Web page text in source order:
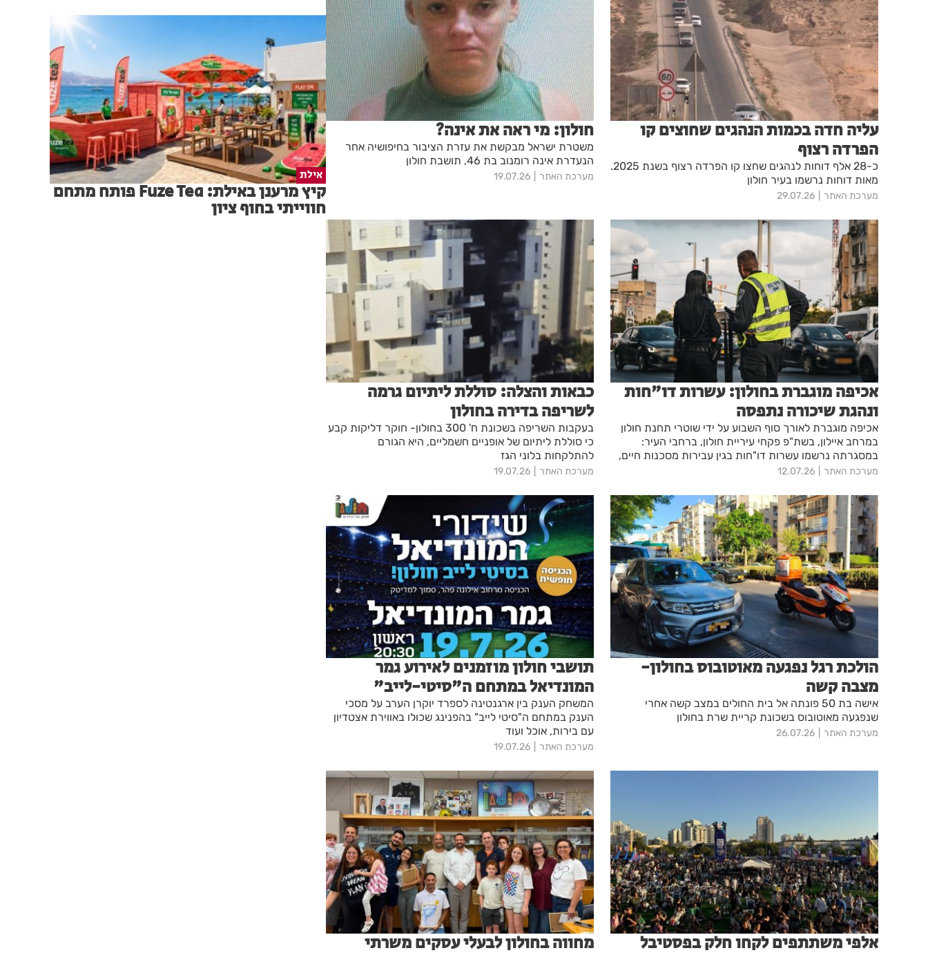
עליה חדה בכמות הנהגים שחוצים קו
הפרדה רצוף
כ-28 אלף דוחות לנהגים שחצו קו הפרדה רצוף בשנת 2025.
מאות דוחות נרשמו בעיר חולון
מערכת האתר 29.07.26
חולון: מי ראה את אינה?
משטרת ישראל מבקשת את עזרת הציבור בחיפושיה אחר
הנעדרת אינה רומנוב בת 46, תושבת חולון
מערכת האתר 19.07.26
אכיפה מוגברת בחולון: עשרות דו"חות
ונהגת שיכורה נתפסה
אכיפה מוגברת לאורך סוף השבוע על ידי שוטרי תחנת חולון
במרחב איילון, בשת"פ פקחי עיריית חולון, ברחבי העיר:
במסגרתה נרשמו עשרות דו"חות בגין עבירות מסכנות חיים,
ונהגת נתפסה כשהיא נוהגת תחת השפעת אלכוהול – זאת
של כלי מיקרומוביליטי מתחילת השנה
מערכת האתר 12.07.26
כבאות והצלה: סוללת ליתיום גרמה
לשריפה בדירה בחולון
בעקבות השריפה בשכונת ח' 300 בחולון- חוקר דליקות קבע
כי סוללת ליתיום של אופניים חשמליים, היא הגורם
להתלקחות בלוני הגז
מערכת האתר 19.07.26
הולכת רגל נפגעה מאוטובוס בחולון-
מצבה קשה
אישה בת 50 פונתה אל בית החולים במצב קשה אחרי
שנפגעה מאוטובוס בשכונת קריית שרת בחולון
מערכת האתר 26.07.26
תושבי חולון מוזמנים לאירוע גמר
המונדיאל במתחם ה"סיטי-לייב"
המשחק הענק בין ארגנטינה לספרד יוקרן הערב על מסכי
הענק במתחם ה"סיטי לייב" בהפנינג שכולו באווירת אצטדיון
עם בירות, אוכל ועוד
מערכת האתר 19.07.26
אלפי משתתפים לקחו חלק בפסטיבל
מחווה בחולון לבעלי עסקים משרתי
אילת
קיץ מרענן באילת: Fuze Tea פותח מתחם
חווייתי בחוף ציון